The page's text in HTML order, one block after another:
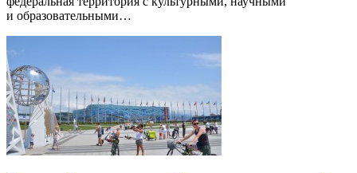
и образовательными…